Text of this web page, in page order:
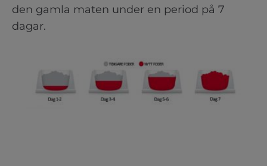
den gamla maten under en period på 7
dagar.